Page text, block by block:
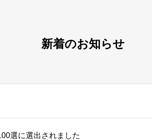
新着のお知らせ
選に選出されました